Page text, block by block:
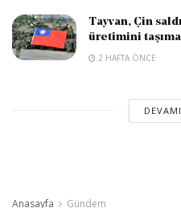
Tayvan, Çin
üretimini
2 HAFTA ÖNCE
Anasayfa Gündem